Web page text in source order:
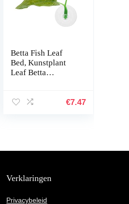
Betta Fish Leaf
Bed, Kunstplant
Leaf Betta
voor aquariums…
€7.47
Verklaringen
Privacybeleid